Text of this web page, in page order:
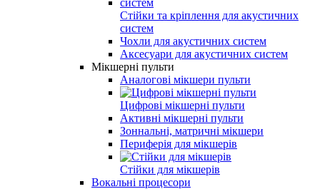
Стійки та кріплення для акустичних
систем
Чохли для акустичних систем
Аксесуари для акустичних систем
Мікшерні пульти
Аналогові мікшери пульти
Цифрові мікшерні пульти
Активні мікшерні пульти
Зоннальні, матричні мікшери
Периферія для мікшерів
Стійки для мікшерів
Вокальні процесори